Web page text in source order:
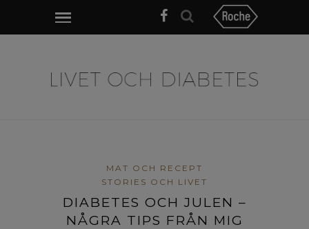
MAT OCH RECEPT
STORIES OCH LIVET
DIABETES OCH JULEN –
NÅGRA TIPS FRÅN MIG